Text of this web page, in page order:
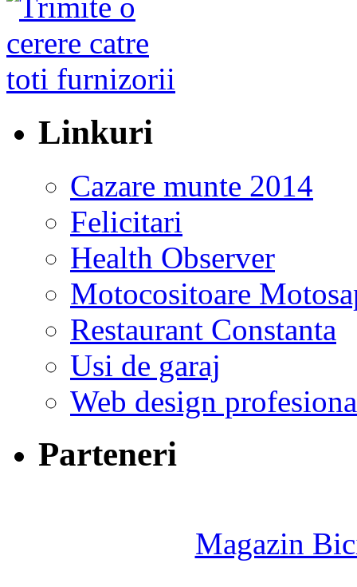
Linkuri
Cazare munte 2014
Felicitari
Health Observer
Motocositoare
Restaurant Constanta
Usi de garaj
Web design
Parteneri
Magazin